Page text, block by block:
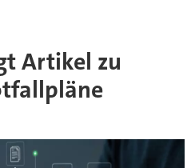
Artikel zu